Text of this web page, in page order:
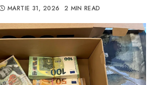
MARTIE 31, 2026 2 MIN READ